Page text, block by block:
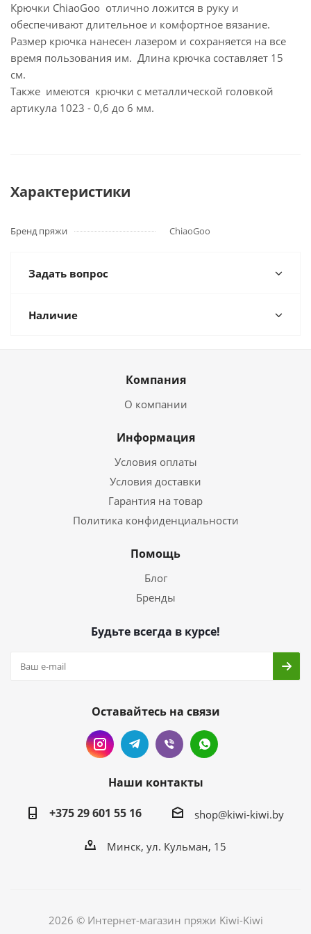
Крючки ChiaoGoo отлично ложится в руку и
обеспечивают длительное и комфортное вязание.
Размер крючка нанесен лазером и сохраняется на все
время пользования им. Длина крючка составляет 15
см.
Также имеются крючки с металлической головкой
артикула 1023 - 0,6 до 6 мм.
Характеристики
Бренд пряжи ChiaoGoo
Задать вопрос
Наличие
Компания
О компании
Информация
Условия оплаты
Условия доставки
Гарантия на товар
Политика конфиденциальности
Помощь
Блог
Бренды
Будьте всегда в курсе!
Оставайтесь на связи
Наши контакты
+375 29 601 55 16
shop@kiwi-kiwi.by
Минск, ул. Кульман, 15
2026 © Интернет-магазин пряжи Kiwi-Kiwi